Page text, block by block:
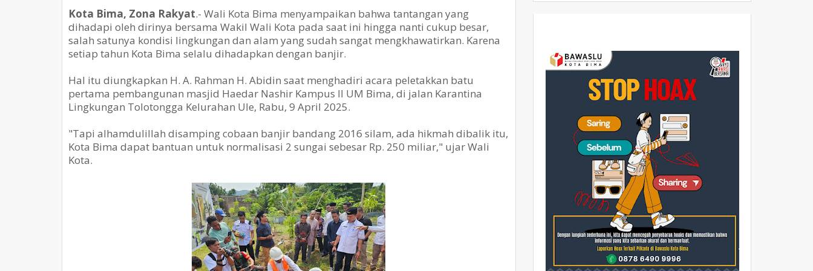
Kota Bima, Zona Rakyat.- Wali Kota Bima menyampaikan bahwa tantangan yang
dihadapi oleh dirinya bersama Wakil Wali Kota pada saat ini hingga nanti cukup besar,
salah satunya kondisi lingkungan dan alam yang sudah sangat mengkhawatirkan. Karena
setiap tahun Kota Bima selalu dihadapkan dengan banjir.
Hal itu diungkapkan H. A. Rahman H. Abidin saat menghadiri acara peletakkan batu
pertama pembangunan masjid Haedar Nashir Kampus II UM Bima, di jalan Karantina
Lingkungan Tolotongga Kelurahan Ule, Rabu, 9 April 2025.
"Tapi alhamdulillah disamping cobaan banjir bandang 2016 silam, ada hikmah dibalik itu,
Kota Bima dapat bantuan untuk normalisasi 2 sungai sebesar Rp. 250 miliar," ujar Wali
Kota.